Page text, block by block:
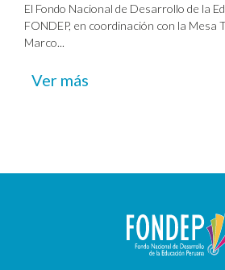
El Fondo Nacional de Desarrollo de la
FONDEP, en coordinación con la Mesa
Marco...
Ver más